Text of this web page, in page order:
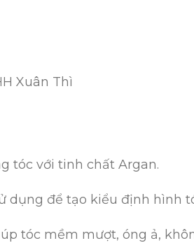
Xuân Thì
tóc với tinh chất Argan.
dụng để tạo kiểu định hình
tóc mềm mượt, óng ả,